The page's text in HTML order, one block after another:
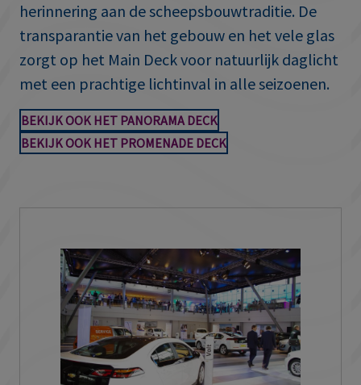
herinnering aan de scheepsbouwtraditie. De
transparantie van het gebouw en het vele glas
zorgt op het Main Deck voor natuurlijk daglicht
met een prachtige lichtinval in alle seizoenen.
BEKIJK OOK HET PANORAMA DECK
BEKIJK OOK HET PROMENADE DECK